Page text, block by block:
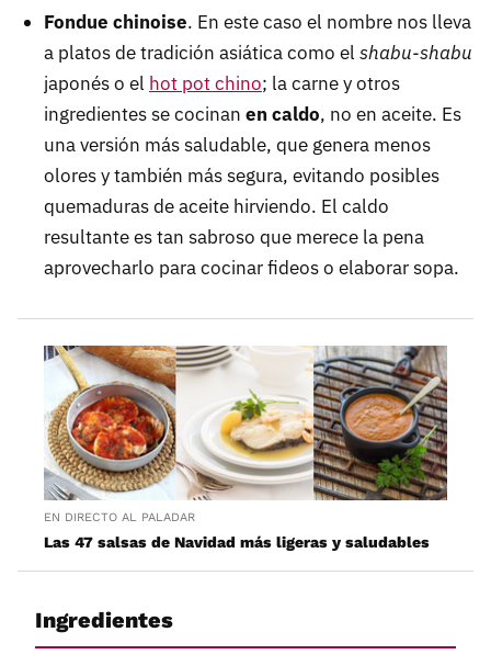
Fondue chinoise. En este caso el nombre nos lleva
a platos de tradición asiática como el shabu-shabu
japonés o el hot pot chino; la carne y otros
ingredientes se cocinan en caldo, no en aceite. Es
una versión más saludable, que genera menos
olores y también más segura, evitando posibles
quemaduras de aceite hirviendo. El caldo
resultante es tan sabroso que merece la pena
aprovecharlo para cocinar fideos o elaborar sopa.
EN DIRECTO AL PALADAR
Las 47 salsas de Navidad más ligeras y saludables
Ingredientes